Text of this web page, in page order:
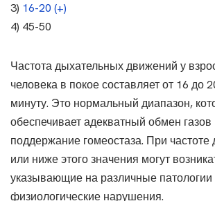
3) 16-20 (+)
4) 45-50
Частота дыхательных движений у
человека в покое составляет от 16 до
минуту. Это нормальный диапазон,
обеспечивает адекватный обмен
поддержание гомеостаза. При
или ниже этого значения могут
указывающие на различные патологии
физиологические нарушения.